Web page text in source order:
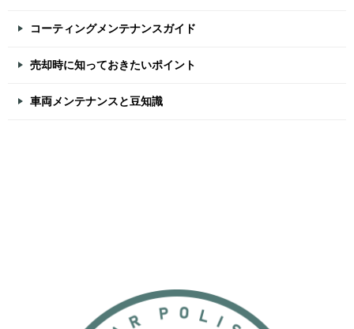
コーティングメンテナンスガイド
売却時に知っておきたいポイント
車両メンテナンスと豆知識